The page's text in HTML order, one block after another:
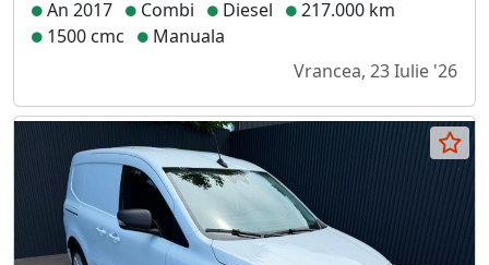
An 2017 Combi Diesel
217.000 km
1500 cmc
Manuala
Vrancea, 23 Iulie '26